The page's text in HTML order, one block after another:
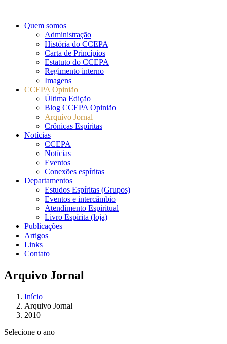
Quem somos
Administração
História do CCEPA
Carta de Princípios
Estatuto do CCEPA
Regimento interno
Imagens
CCEPA Opinião
Última Edição
Blog CCEPA Opinião
Arquivo Jornal
Crônicas Espíritas
Notícias
CCEPA
Notícias
Eventos
Conexões espíritas
Departamentos
Estudos Espíritas (Grupos)
Eventos e intercâmbio
Atendimento Espiritual
Livro Espírita (loja)
Publicações
Artigos
Links
Contato
Arquivo Jornal
Início
Arquivo Jornal
2010
Selecione o ano